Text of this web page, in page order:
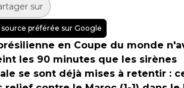
sur
préférée sur Google
en Coupe du monde
les 90 minutes que les sirènes
se sont déjà mises à retentir :